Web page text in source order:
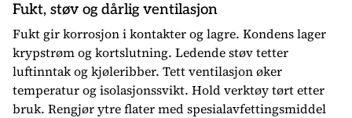
Fukt, støv og dårlig ventilasjon
Fukt gir korrosjon i kontakter og lagre. Kondens lager
krypstrøm og kortslutning. Ledende støv tetter
luftinntak og kjøleribber. Tett ventilasjon øker
temperatur og isolasjonssvikt. Hold verktøy tørt etter
bruk. Rengjør ytre flater med spesialavfettingsmiddel